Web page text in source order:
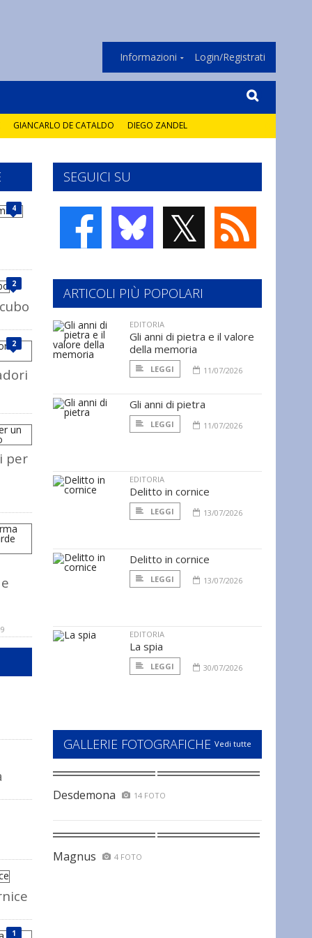
Informazioni Login/Registrati
GIANCARLO DE CATALDO DIEGO ZANDEL
SEGUICI SU
𝕏
4
2
2
per
1
ARTICOLI PIÙ POPOLARI
EDITORIA
Gli anni di pietra e il valore
della memoria
LEGGI 11/07/2026
Gli anni di pietra
LEGGI 11/07/2026
EDITORIA
Delitto in cornice
LEGGI 13/07/2026
Delitto in cornice
LEGGI 13/07/2026
EDITORIA
La spia
LEGGI 30/07/2026
GALLERIE FOTOGRAFICHE Vedi tutte
Desdemona 14 FOTO
Magnus 4 FOTO